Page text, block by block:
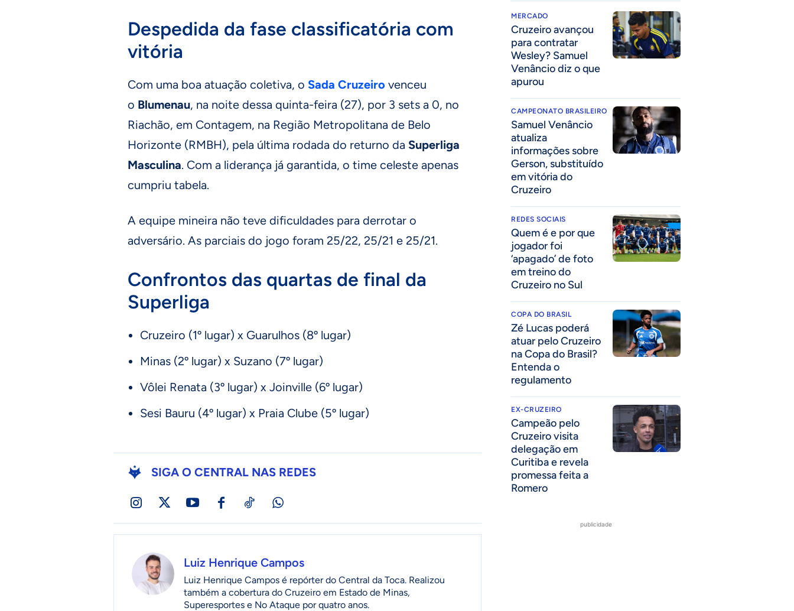
Despedida da fase classificatória com
vitória
Com uma boa atuação coletiva, o Sada Cruzeiro venceu
o Blumenau, na noite dessa quinta-feira (27), por 3 sets a 0, no
Riachão, em Contagem, na Região Metropolitana de Belo
Horizonte (RMBH), pela última rodada do returno da Superliga
Masculina. Com a liderança já garantida, o time celeste apenas
cumpriu tabela.
A equipe mineira não teve dificuldades para derrotar o
adversário. As parciais do jogo foram 25/22, 25/21 e 25/21.
Confrontos das quartas de final da
Superliga
Cruzeiro (1º lugar) x Guarulhos (8º lugar)
Minas (2º lugar) x Suzano (7º lugar)
Vôlei Renata (3º lugar) x Joinville (6º lugar)
Sesi Bauru (4º lugar) x Praia Clube (5º lugar)
SIGA O CENTRAL NAS REDES
Luiz Henrique Campos
Luiz Henrique Campos é repórter do Central da Toca. Realizou
também a cobertura do Cruzeiro em Estado de Minas,
Superesportes e No Ataque por quatro anos.
MERCADO
Cruzeiro avançou
para contratar
Wesley? Samuel
Venâncio diz o que
apurou
CAMPEONATO BRASILEIRO
Samuel Venâncio
atualiza
informações sobre
Gerson, substituído
em vitória do
Cruzeiro
REDES SOCIAIS
Quem é e por que
jogador foi
‘apagado’ de foto
em treino do
Cruzeiro no Sul
COPA DO BRASIL
Zé Lucas poderá
atuar pelo Cruzeiro
na Copa do Brasil?
Entenda o
regulamento
EX-CRUZEIRO
Campeão pelo
Cruzeiro visita
delegação em
Curitiba e revela
promessa feita a
Romero
publicidade